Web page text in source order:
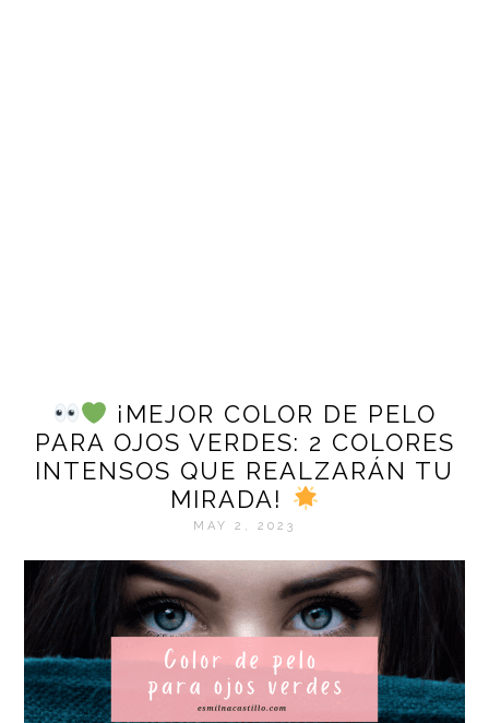
¡MEJOR COLOR DE PELO
PARA OJOS VERDES: 2 COLORES
INTENSOS QUE REALZARÁN TU
MIRADA!
MAY 2, 2023